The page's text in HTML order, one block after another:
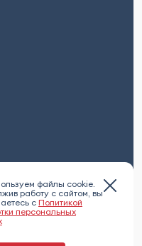
файлы cookie.
работу с сайтом, вы
сПолитикой
персональных